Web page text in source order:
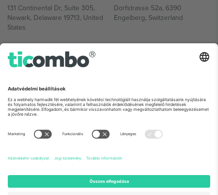
131 Continental Dr, Suite 305,
Newark, Delaware 19713, United
States
Dorfstrasse 52a, 6390
Engelberg, Switzerland
Bulgaria
Regus Sofia City West, bul
UAE Dubai Silicon Oasis, DDP
Mexico
Av Chapultepec 360, Roma
Norte, Cuauhtémoc, 06700
Ciudad de México, CDMX,
tartománytól függően változhat. A részletekért tekintse meg az
adott esemény oldalát, az Impresszumot és a Feltételeket.,